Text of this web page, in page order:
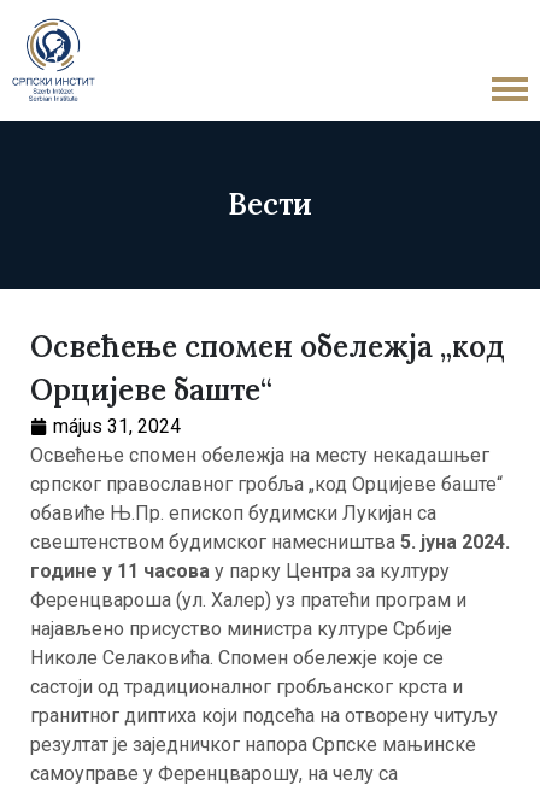
Вести
Освећење спомен обележја „код
Орцијеве баште“
május 31, 2024
Освећење спомен обележја на месту некадашњег
српског православног гробља „код Орцијеве баште“
обавиће Њ.Пр. епископ будимски Лукијан са
свештенством будимског намесништва 5. јуна 2024.
године у 11 часова у парку Центра за културу
Ференцвароша (ул. Халер) уз пратећи програм и
најављено присуство министра културе Србије
Николе Селаковића. Спомен обележје које се
састоји од традиционалног гробљанског крста и
гранитног диптиха који подсећа на отворену читуљу
резултат је заједничког напора Српске мањинске
самоуправе у Ференцварошу, на челу са